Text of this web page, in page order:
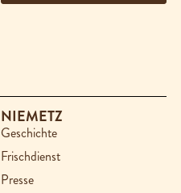
NIEMETZ
Geschichte
Frischdienst
Presse